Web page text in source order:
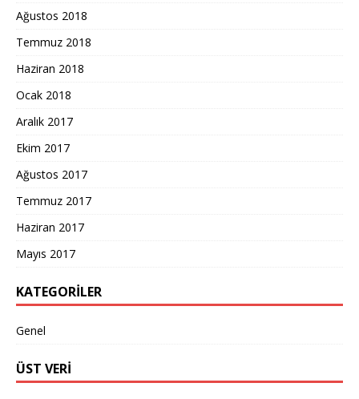
Ağustos 2018
Temmuz 2018
Haziran 2018
Ocak 2018
Aralık 2017
Ekim 2017
Ağustos 2017
Temmuz 2017
Haziran 2017
Mayıs 2017
KATEGORILER
Genel
ÜST VERI